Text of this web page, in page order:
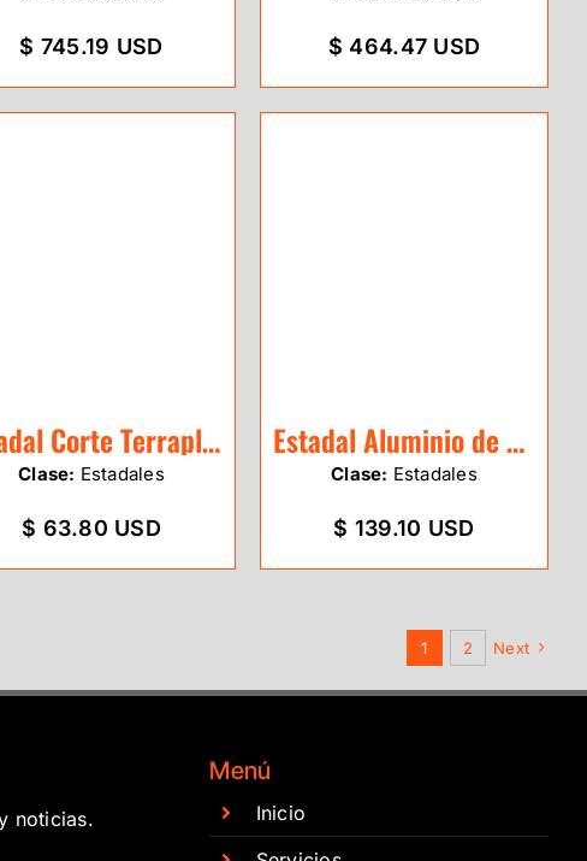
$ 745.19 USD $ 464.47 USD
Estadal Corte Terraplén de 2.4m GeoEco
Clase: Estadales
$ 63.80 USD
Estadal Aluminio de 5m Leica CLR102
Clase: Estadales
$ 139.10 USD
1 2 Next
noticias.
Menú
Inicio